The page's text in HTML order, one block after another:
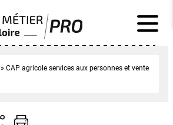
» CAP agricole services aux personnes et vente